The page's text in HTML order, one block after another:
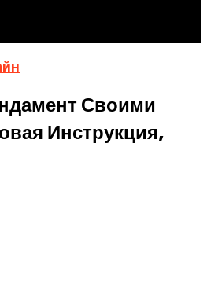
Своими
Инструкция,